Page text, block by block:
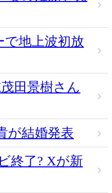
で地上波初放
茂田景樹さん
が結婚発表
終了? Xが新